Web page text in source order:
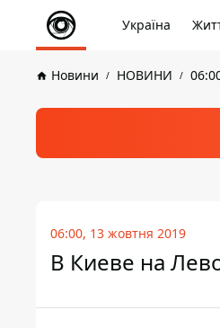
Україна
Новини НОВИНИ
06:00, 13 жовтня 2019
В Киеве на